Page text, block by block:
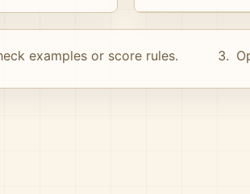
examples or score rules.